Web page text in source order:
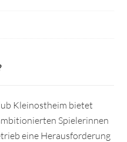
Kleinostheim bietet
Spielerinnen
eine Herausforderung